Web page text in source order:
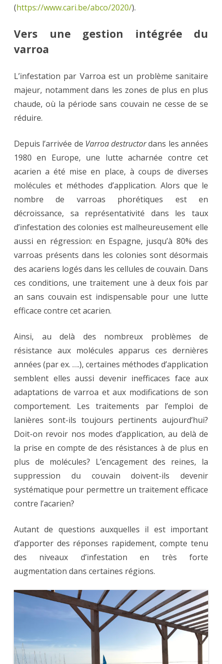
(https://www.cari.be/abco/2020/).
Vers une gestion intégrée du
varroa
L’infestation par Varroa est un problème sanitaire
majeur, notamment dans les zones de plus en plus
chaude, où la période sans couvain ne cesse de se
réduire.
Depuis l’arrivée de Varroa destructordans les années
1980 en Europe, une lutte acharnée contre cet
acarien a été mise en place, à coups de diverses
molécules et méthodes d’application. Alors que le
nombre de varroas phorétiques est en
décroissance, sa représentativité dans les taux
d’infestation des colonies est malheureusement elle
aussi en régression: en Espagne, jusqu’à 80% des
varroas présents dans les colonies sont désormais
des acariens logés dans les cellules de couvain. Dans
ces conditions, une traitement une à deux fois par
an sans couvain est indispensable pour une lutte
efficace contre cet acarien.
Ainsi, au delà des nombreux problèmes de
résistance aux molécules apparus ces dernières
années (par ex. ….), certaines méthodes d’application
semblent elles aussi devenir inefficaces face aux
adaptations de varroa et aux modifications de son
comportement. Les traitements par l’emploi de
lanières sont-ils toujours pertinents aujourd’hui?
Doit-on revoir nos modes d’application, au delà de
la prise en compte de des résistances à de plus en
plus de molécules? L’encagement des reines, la
suppression du couvain doivent-ils devenir
systématique pour permettre un traitement efficace
contre l’acarien?
Autant de questions auxquelles il est important
d’apporter des réponses rapidement, compte tenu
des niveaux d’infestation en très forte
augmentation dans certaines régions.